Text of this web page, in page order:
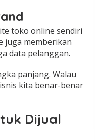
toko online sendiri
juga memberikan
data pelanggan.
panjang. Walau
kita benar-benar
Dijual